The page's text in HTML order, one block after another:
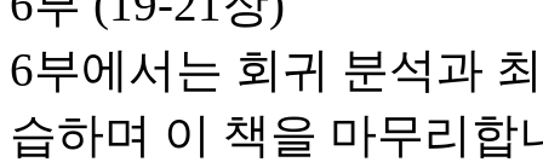
6부에서는 회귀 분석과
습하며 이 책을 마무리합